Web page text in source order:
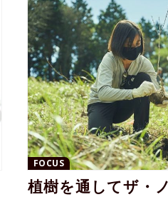
FOCUS
植樹を通してザ・